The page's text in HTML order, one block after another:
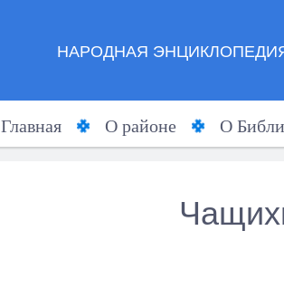
НАРОДНАЯ
Главная О районе О